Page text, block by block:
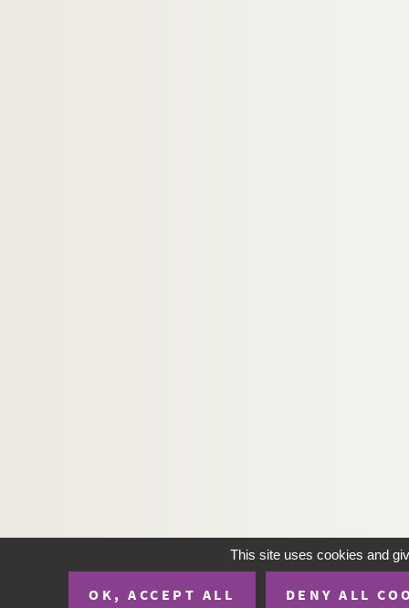
This site uses cookies and
OK, ACCEPT ALL DENY ALL